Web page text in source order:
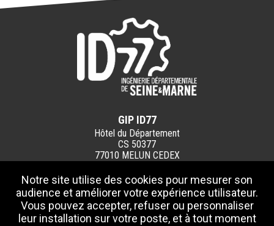
GIP ID77
Hôtel du Département
CS 50377
77010 MELUN CEDEX
CONTACTEZ-NOUS
Pour toute question :
01 64 14 73 56
Notre site utilise des cookies pour mesurer son
audience et améliorer votre expérience utilisateur.
Vous pouvez accepter, refuser ou personnaliser
leur installation sur votre poste, et à tout moment